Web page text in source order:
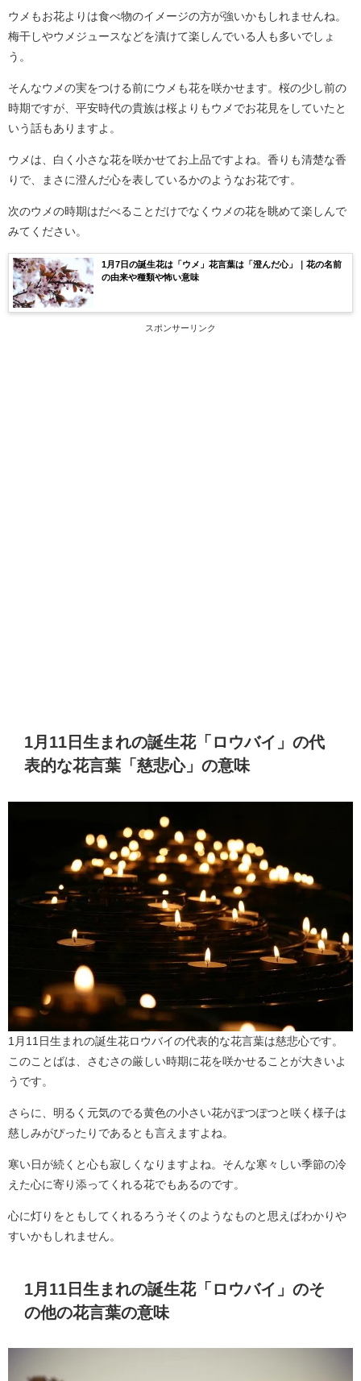
ウメもお花よりは食べ物のイメージの方が強いかもしれませんね。
梅干しやウメジュースなどを漬けて楽しんでいる人も多いでしょ
う。
そんなウメの実をつける前にウメも花を咲かせます。桜の少し前の
時期ですが、平安時代の貴族は桜よりもウメでお花見をしていたと
いう話もありますよ。
ウメは、白く小さな花を咲かせてお上品ですよね。香りも清楚な香
りで、まさに澄んだ心を表しているかのようなお花です。
次のウメの時期はだべることだけでなくウメの花を眺めて楽しんで
みてください。
1月7日の誕生花は「ウメ」花言葉は「澄んだ心」｜花の名前
の由来や種類や怖い意味
スポンサーリンク
1月11日生まれの誕生花「ロウバイ」の代
表的な花言葉「慈悲心」の意味
1月11日生まれの誕生花ロウバイの代表的な花言葉は慈悲心です。
このことばは、さむさの厳しい時期に花を咲かせることが大きいよ
うです。
さらに、明るく元気のでる黄色の小さい花がぽつぽつと咲く様子は
慈しみがぴったりであるとも言えますよね。
寒い日が続くと心も寂しくなりますよね。そんな寒々しい季節の冷
えた心に寄り添ってくれる花でもあるのです。
心に灯りをともしてくれるろうそくのようなものと思えばわかりや
すいかもしれません。
1月11日生まれの誕生花「ロウバイ」のそ
の他の花言葉の意味